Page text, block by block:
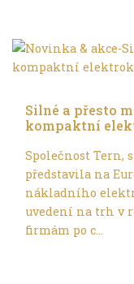
Silné a přesto
kompaktní
Společnost Tern,
představila na
nákladního
uvedení na trh v
firmám po c...